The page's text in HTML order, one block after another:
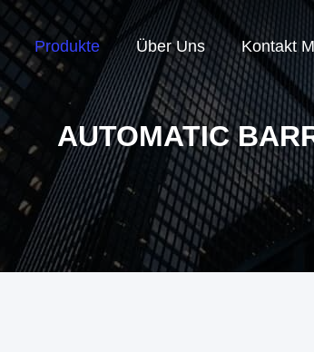
Produkte Über Uns Kontakt
AUTOMATIC